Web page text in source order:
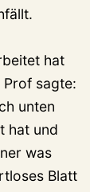
hat
sagte:
unten
hat und
was
Blatt